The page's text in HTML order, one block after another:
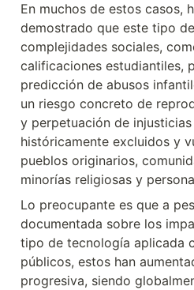
En muchos de estos casos,
demostrado que este tipo
complejidades sociales,
calificaciones estudiantiles,
predicción de abusos
un riesgo concreto de
y perpetuación de
históricamente excluidos y
pueblos originarios,
minorías religiosas y
Lo preocupante es que a
documentada sobre los
tipo de tecnología aplicada
públicos, estos han
progresiva, siendo